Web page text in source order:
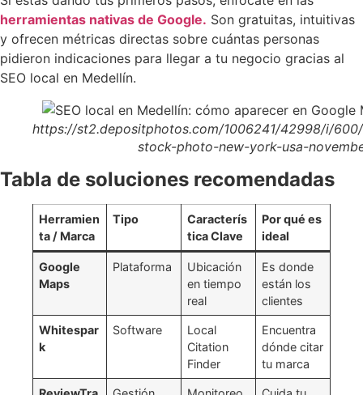
herramientas nativas de Google. Son gratuitas, intuitivas
y ofrecen métricas directas sobre cuántas personas
pidieron indicaciones para llegar a tu negocio gracias al
SEO local en Medellín.
https://st2.depositphotos.com/1006241/42998/i/
stock-photo-new-york-usa-
Tabla de soluciones recomendadas
Herramien
ta / Marca
Tipo
Caracterís
tica Clave
Por qué es
ideal
Google
Maps
Plataforma
Ubicación
en tiempo
real
Es donde
están los
clientes
Whitespar
k
Software
Local
Citation
Finder
Encuentra
dónde citar
tu marca